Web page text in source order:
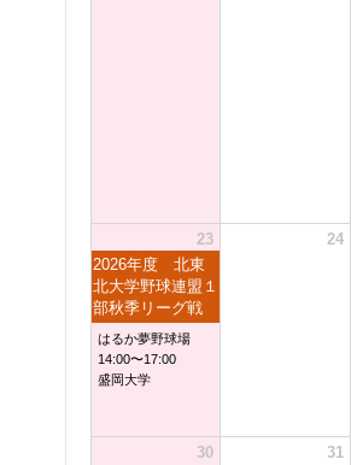
23
2026年度 北東
北大学野球連盟１
部秋季リーグ戦
はるか夢野球場
14:00〜17:00
盛岡大学
24
30 31